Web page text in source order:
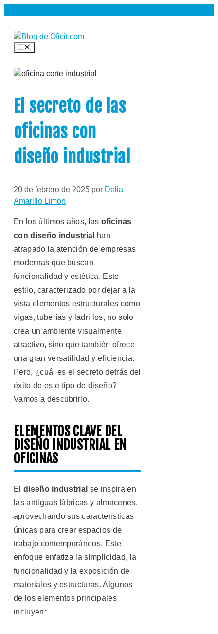
contenido
Menú
El secreto de las
oficinas con
diseño industrial
20 de febrero de 2025 por Delia
Amarillo Limón
En los últimos años, las oficinas
con diseño industrial
han
atrapado la atención de empresas
modernas que buscan
funcionalidad y estética. Este
estilo, caracterizado por dejar a la
vista elementos estructurales como
vigas, tuberías y ladrillos, no solo
crea un ambiente visualmente
atractivo, sino que también ofrece
una gran versatilidad y eficiencia.
Pero, ¿cuál es el secreto detrás del
éxito de este tipo de diseño?
Vamos a descubrirlo.
ELEMENTOS CLAVE DEL
DISEÑO INDUSTRIAL EN
OFICINAS
El diseño industrial se inspira en
las antiguas fábricas y almacenes,
aprovechando sus características
únicas para crear espacios de
trabajo contemporáneos. Este
enfoque enfatiza la simplicidad, la
funcionalidad y la exposición de
materiales y estructuras. Algunos
de los elementos principales
incluyen: